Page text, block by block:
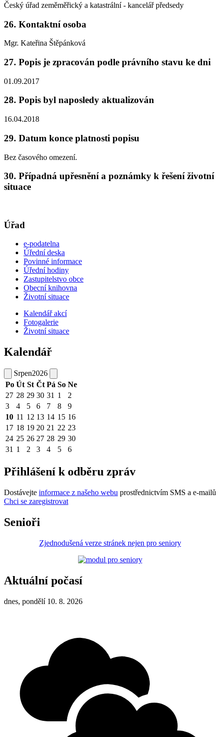
Český úřad zeměměřický a katastrální - kancelář předsedy
26. Kontaktní osoba
Mgr. Kateřina Štěpánková
27. Popis je zpracován podle právního stavu ke dni
01.09.2017
28. Popis byl naposledy aktualizován
16.04.2018
29. Datum konce platnosti popisu
Bez časového omezení.
30. Případná upřesnění a poznámky k řešení životní
situace
Úřad
e-podatelna
Úřední deska
Povinné informace
Úřední hodiny
Zastupitelstvo obce
Obecní knihovna
Životní situace
Kalendář akcí
Fotogalerie
Životní situace
Kalendář
Srpen2026
Po Út St Čt Pá So Ne
27 28 29 30 31 1
2
3
4 5 6 7 8
9
10 11 12 13 14 15 16
17 18 19 20 21 22 23
24 25 26 27 28 29 30
31 1 2 3 4 5 6
Přihlášení k odběru zpráv
Dostávejte informace z našeho webu prostřednictvím SMS a e-mailů
Chci se zaregistrovat
Senioři
Zjednodušená verze stránek nejen pro seniory
Aktuální počasí
dnes, pondělí 10. 8. 2026